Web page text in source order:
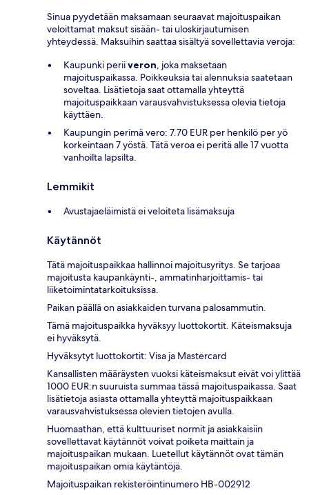
Sinua pyydetään maksamaan seuraavat majoituspaikan
veloittamat maksut sisään- tai uloskirjautumisen
yhteydessä. Maksuihin saattaa sisältyä sovellettavia veroja:
Kaupunki periiveron, joka maksetaan
majoituspaikassa. Poikkeuksia tai alennuksia saatetaan
soveltaa. Lisätietoja saat ottamalla yhteyttä
majoituspaikkaan varausvahvistuksessa olevia tietoja
käyttäen.
Kaupungin perimä vero: 7.70 EUR per henkilö per yö
korkeintaan 7 yöstä. Tätä veroa ei peritä alle 17 vuotta
vanhoilta lapsilta.
Lemmikit
Avustajaeläimistä ei veloiteta lisämaksuja
Käytännöt
Tätä majoituspaikkaa hallinnoi majoitusyritys. Se tarjoaa
majoitusta kaupankäynti-, ammatinharjoittamis- tai
liiketoimintatarkoituksissa.
Paikan päällä on asiakkaiden turvana palosammutin.
Tämä majoituspaikka hyväksyy luottokortit. Käteismaksuja
ei hyväksytä.
Hyväksytyt luottokortit: Visa ja Mastercard
Kansallisten määräysten vuoksi käteismaksut eivät voi ylittää
1000 EUR:n suuruista summaa tässä majoituspaikassa. Saat
lisätietoja asiasta ottamalla yhteyttä majoituspaikkaan
varausvahvistuksessa olevien tietojen avulla.
Huomaathan, että kulttuuriset normit ja asiakkaisiin
sovellettavat käytännöt voivat poiketa maittain ja
majoituspaikan mukaan. Luetellut käytännöt ovat tämän
majoituspaikan omia käytäntöjä.
Majoituspaikan rekisteröintinumero HB-002912